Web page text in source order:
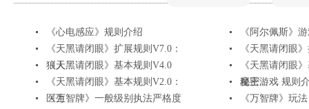
《心电感应》规则介绍
《阿尔佩斯》
《天黑请闭眼》扩展规则V7.0：
狼人...
《天黑请闭眼
《天黑请闭眼》基本规则V4.0
《天黑请闭眼
秘密...
《天黑请闭眼》基本规则V2.0：
医生
魔王游戏 规则
《万智牌》一般级别执法严格度
《万智牌》玩法